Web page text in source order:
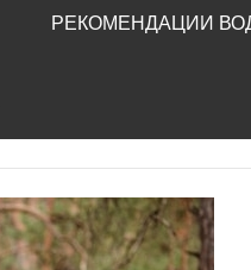
РЕКОМЕНДАЦИИ